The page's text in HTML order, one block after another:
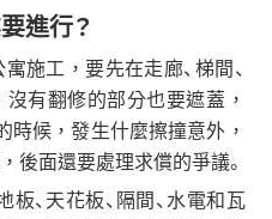
進行？
施工，要先在走廊、梯間、
有翻修的部分也要遮蓋，
時候，發生什麼擦撞意外，
後面還要處理求償的爭議。
、天花板、隔間、水電和瓦